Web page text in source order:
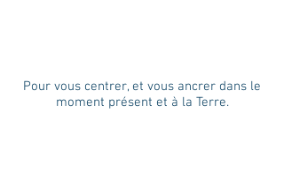
Pour vous centrer, et vous ancrer dans le
moment présent et à la Terre.